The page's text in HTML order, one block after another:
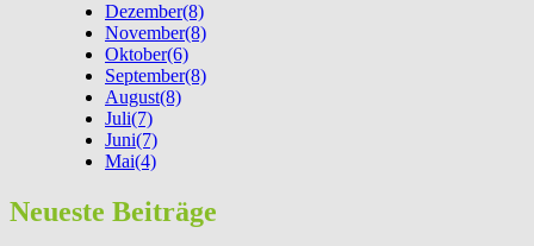
Dezember(8)
November(8)
Oktober(6)
September(8)
August(8)
Juli(7)
Juni(7)
Mai(4)
Neueste Beiträge